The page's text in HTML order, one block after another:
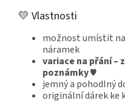
💛 Vlastnosti
možnost umístit
náramek
variace na přání –
poznámky ♥
jemný a pohodlný
originální dárek ke